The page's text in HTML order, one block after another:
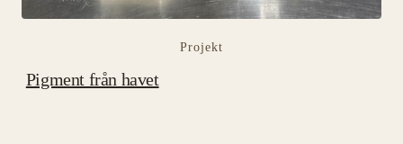
Projekt
Pigment från havet